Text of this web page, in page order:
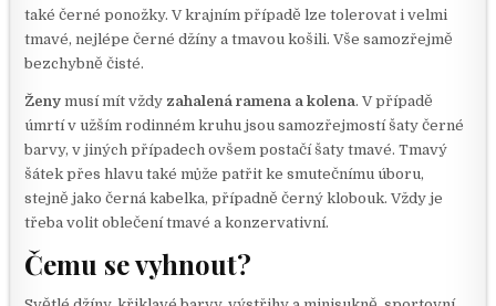
také černé ponožky. V krajním případě lze tolerovat i velmi
tmavé, nejlépe černé džíny a tmavou košili. Vše samozřejmě
bezchybně čisté.
Ženy musí mít vždy zahalená ramena a kolena. V případě
úmrtí v užším rodinném kruhu jsou samozřejmostí šaty černé
barvy, v jiných případech ovšem postačí šaty tmavé. Tmavý
šátek přes hlavu také může patřit ke smutečnímu úboru,
stejně jako černá kabelka, případně černý klobouk. Vždy je
třeba volit oblečení tmavé a konzervativní.
Čemu se vyhnout?